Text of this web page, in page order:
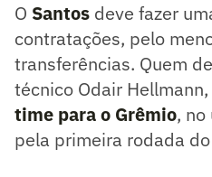
O Santos deve fazer
contratações, pelo
transferências. Quem
técnico Odair
time para o Grêmio,
pela primeira rodada do